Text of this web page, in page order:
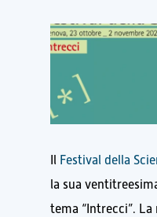
Il Festival della
la sua
tema “Intrecci”.